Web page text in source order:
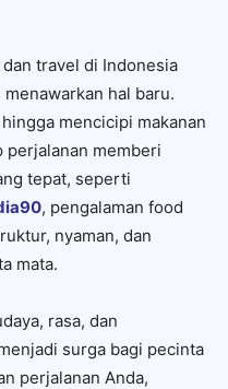
travel di Indonesia
hal baru.
mencicipi makanan
perjalanan memberi
tepat, seperti
, pengalaman food
nyaman, dan
mata.
rasa, dan
surga bagi pecinta
perjalanan Anda,